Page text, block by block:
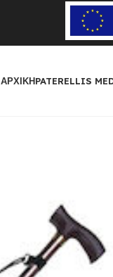
ΑΡΧΙΚΉPATERELLIS